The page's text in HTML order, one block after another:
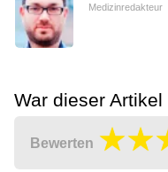
Medizinredakteur
War dieser
Bewerten